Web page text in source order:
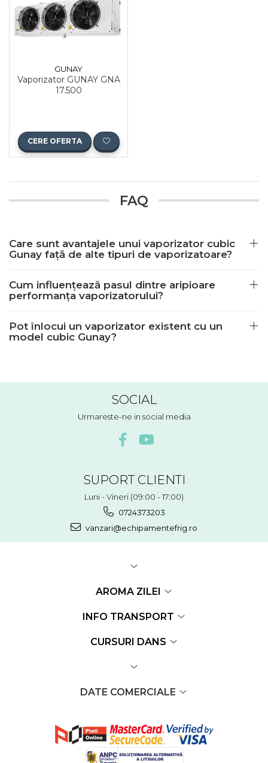
GUNAY
Vaporizator GUNAY GNA
17.500
CERE OFERTA
FAQ
Care sunt avantajele unui vaporizator cubic
Gunay față de alte tipuri de vaporizatoare?
Cum influențează pasul dintre aripioare
performanța vaporizatorului?
Pot înlocui un vaporizator existent cu un
model cubic Gunay?
SOCIAL
Urmareste-ne in social media
SUPORT CLIENTI
Luni - Vineri (09:00 - 17:00)
0724373203
vanzari@echipamentefrig.ro
AROMA ZILEI
INFO TRANSPORT
CURSURI DANS
DATE COMERCIALE